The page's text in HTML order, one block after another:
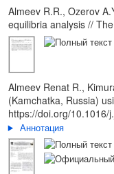
Almeev R.R., Ozerov
equilibria analysis //
Almeev Renat R.,
(Kamchatka, Russia)
https://doi.org/10.1016/
Аннотация